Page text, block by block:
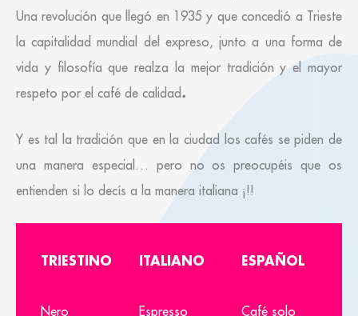
Una revolución que llegó en 1935 y que concedió a Trieste
la capitalidad mundial del expreso, junto a una forma de
vida y filosofía que realza la mejor tradición y el mayor
respeto por el café de calidad.
Y es tal la tradición que en la ciudad los cafés se piden de
una manera especial… pero no os preocupéis que os
entienden si lo decís a la manera italiana ¡!!
TRIESTINO ITALIANO ESPAÑOL
Nero Espresso Café solo